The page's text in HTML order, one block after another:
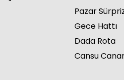
Pazar
Gece Hattı
Dada Rota
Cansu